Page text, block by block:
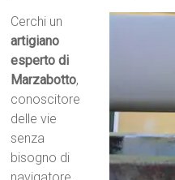
Cerchi un
artigiano
esperto di
Marzabotto,
conoscitore
delle vie
senza
bisogno di